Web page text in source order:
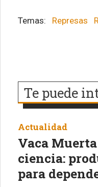
Represas
Te puede
Vaca
ciencia:
para
Actualidad